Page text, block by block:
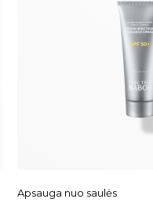
Apsauga nuo saulės